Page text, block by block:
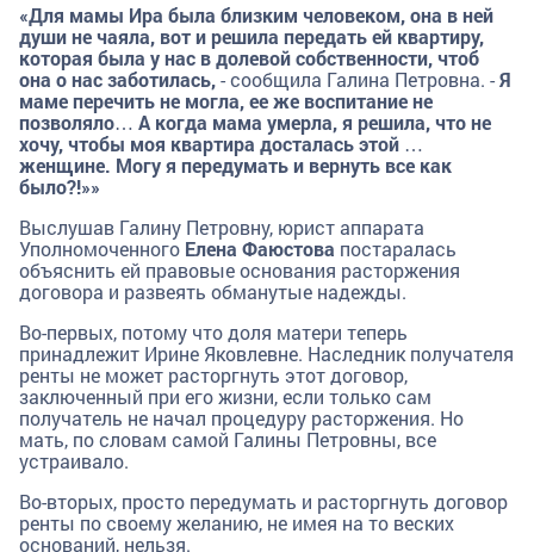
«Для мамы Ира была близким человеком, она в ней
души не чаяла, вот и решила передать ей квартиру,
которая была у нас в долевой собственности, чтоб
она о нас заботилась,- сообщила Галина Петровна. -Я
маме перечить не могла, ее же воспитание не
позволяло… А когда мама умерла, я решила, что не
хочу, чтобы моя квартира досталась этой …
женщине. Могу я передумать и вернуть все как
было?!»»
Выслушав Галину Петровну, юрист аппарата
Уполномоченного Елена Фаюстова постаралась
объяснить ей правовые основания расторжения
договора и развеять обманутые надежды.
Во-первых, потому что доля матери теперь
принадлежит Ирине Яковлевне. Наследник получателя
ренты не может расторгнуть этот договор,
заключенный при его жизни, если только сам
получатель не начал процедуру расторжения. Но
мать, по словам самой Галины Петровны, все
устраивало.
Во-вторых, просто передумать и расторгнуть договор
ренты по своему желанию, не имея на то веских
оснований, нельзя.